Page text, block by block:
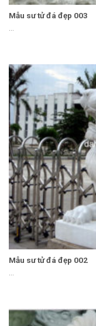
Mẫu sư tử đá đẹp 003
Mẫu sư tử đá đẹp 002